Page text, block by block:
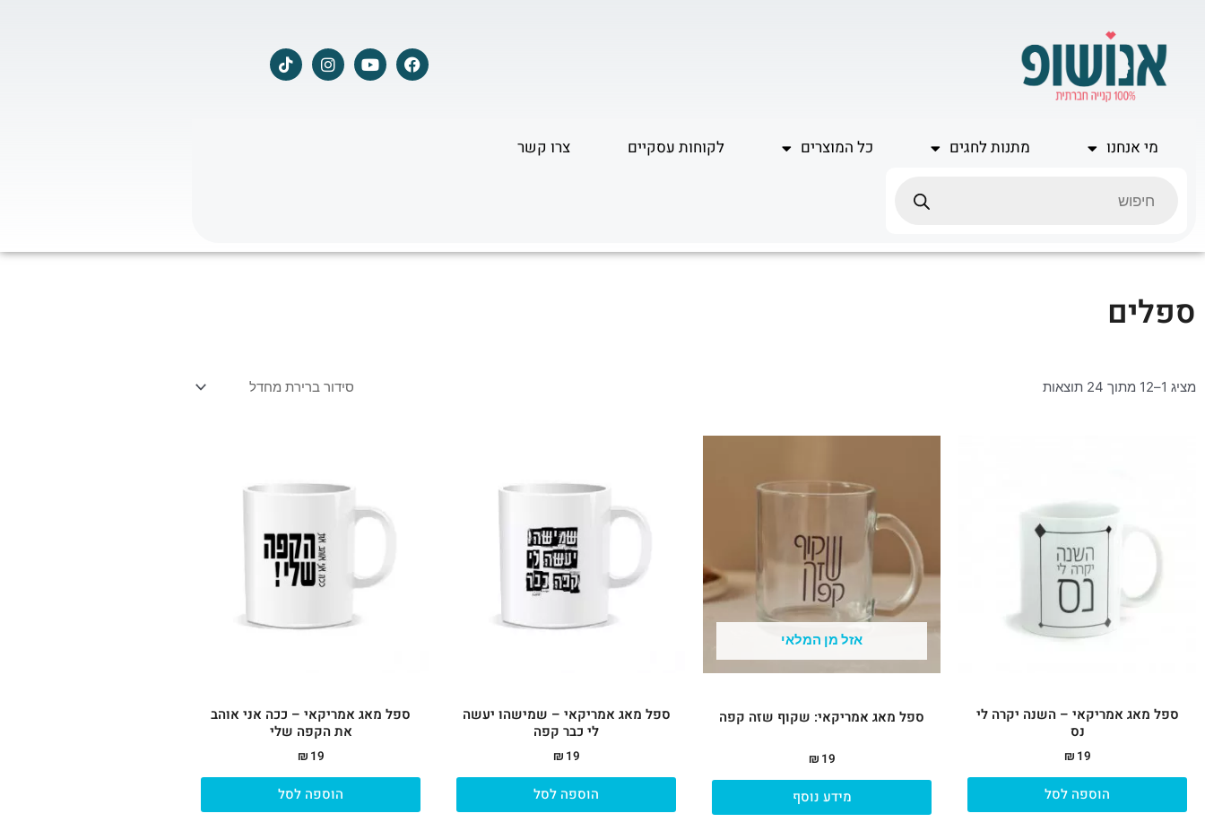
F
a
c
Y
o
u
I
n
s
T
i
k
מי אנחנו מתנות לחגים כל המוצרים לקוחות עסקיים צרו קשר
ספלים
מציג 1–12 מתוך 24 תוצאות
ספל מאג אמריקאי – השנה יקרה לי
נס
₪ 19
הוספה לסל
אזל מן המלאי
ספל מאג אמריקאי: שקוף שזה קפה
₪ 19
מידע נוסף
ספל מאג אמריקאי – שמישהו יעשה
לי כבר קפה
₪ 19
הוספה לסל
ספל מאג אמריקאי – ככה אני אוהב
את הקפה שלי
₪ 19
הוספה לסל